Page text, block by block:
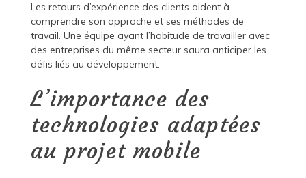
Les retours d’expérience des clients aident à
comprendre son approche et ses méthodes de
travail. Une équipe ayant l’habitude de travailler avec
des entreprises du même secteur saura anticiper les
défis liés au développement.
L’importance des
technologies adaptées
au projet mobile